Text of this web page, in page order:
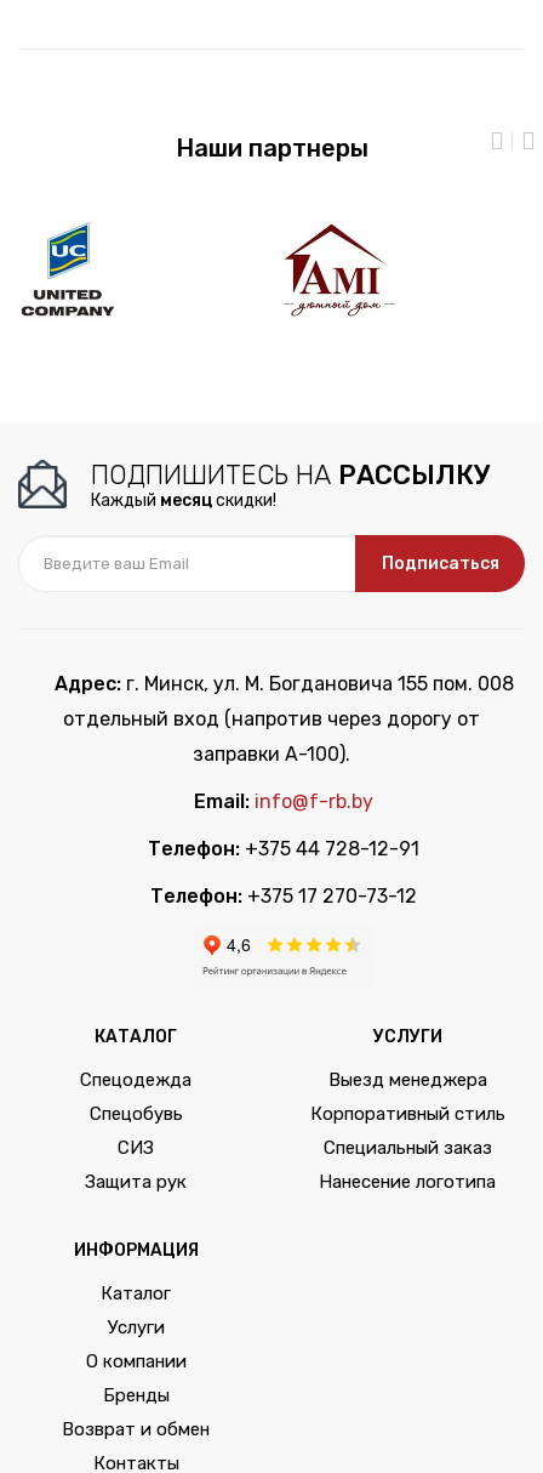
Наши партнеры
ПОДПИШИТЕСЬ НА РАССЫЛКУ
Каждый месяцскидки!
Подписаться
Адрес:г. Минск, ул. М. Богдановича 155 пом. 008
отдельный вход (напротив через дорогу от
заправки А-100).
Email: info@f-rb.by
Телефон: +375 44 728-12-91
Телефон: +375 17 270-73-12
КАТАЛОГ
Спецодежда
Спецобувь
СИЗ
Защита рук
УСЛУГИ
Выезд менеджера
Корпоративный стиль
Специальный заказ
Нанесение логотипа
ИНФОРМАЦИЯ
Каталог
Услуги
О компании
Бренды
Возврат и обмен
Контакты